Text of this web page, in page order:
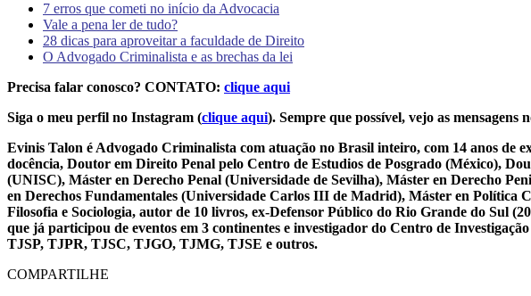
7 erros que cometi no início da Advocacia
Vale a pena ler de tudo?
28 dicas para aproveitar a faculdade de Direito
O Advogado Criminalista e as brechas da lei
Precisa falar conosco? CONTATO: clique aqui
Siga o meu perfil no Instagram (clique aqui). Sempre que possível, vejo as mensagens
Evinis Talon é Advogado Criminalista com atuação no Brasil inteiro, com 14 anos de
docência, Doutor em Direito Penal pelo Centro de Estudios de Posgrado (México),
(UNISC), Máster en Derecho Penal (Universidade de Sevilha), Máster en Derecho
en Derechos Fundamentales (Universidade Carlos III de Madrid), Máster en Política
Filosofia e Sociologia, autor de 10 livros, ex-Defensor Público do Rio Grande do Sul
que já participou de eventos em 3 continentes e investigador do Centro de
TJSP, TJPR, TJSC, TJGO, TJMG, TJSE e outros.
COMPARTILHE